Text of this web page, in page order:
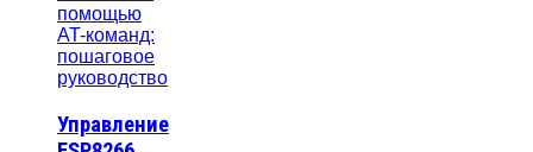
Управление